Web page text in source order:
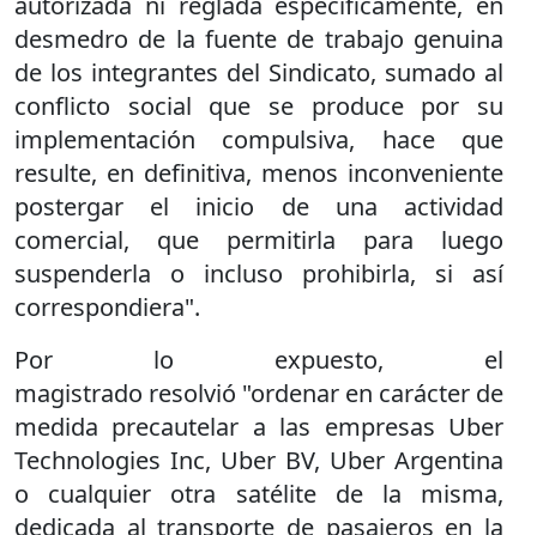
desmedro de la fuente de trabajo genuina
de los integrantes del Sindicato, sumado al
conflicto social que se produce por su
implementación compulsiva, hace que
resulte, en definitiva, menos inconveniente
postergar el inicio de una actividad
comercial, que permitirla para luego
suspenderla o incluso prohibirla, si así
correspondiera".
Por lo expuesto, el
magistrado resolvió "ordenar en carácter de
medida precautelar a las empresas Uber
Technologies Inc, Uber BV, Uber Argentina
o cualquier otra satélite de la misma,
dedicada al transporte de pasajeros en la